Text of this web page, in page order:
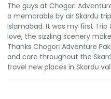
The guys at Chogori
a memorable by air Skardu
Islamabad. It was my first Trip
love, the sizzling scenery
Thanks Chogori Adventure
and care throughout the
travel new places in Skardu